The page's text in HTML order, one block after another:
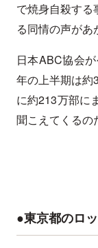
で焼身自殺する
る同情の声があ
日本ABC協会
年の上半期は約
に約213万部に
聞こえてくるの
●東京都のロ